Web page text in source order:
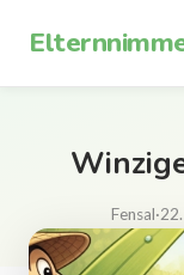
Fensal·